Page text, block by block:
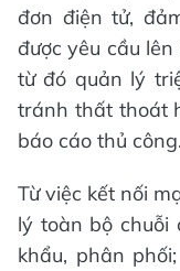
đơn điện tử,
được yêu cầu
từ đó quản lý
tránh thất thoát
báo cáo thủ công.
Từ việc kết nối
lý toàn bộ chuỗi
khẩu, phân